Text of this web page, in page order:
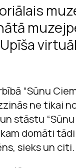
“Sūnu
ne tikai
stāstu
domāti
sieks un citi.